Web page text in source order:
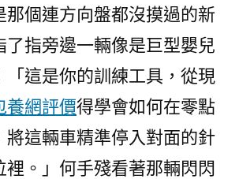
那個連方向盤都沒摸過的新
了指旁邊一輛像是巨型嬰兒
「這是你的訓練工具，從現
養網評價得學會如何在零點
將這輛車精準停入對面的針
裡。」何手殘看著那輛閃閃